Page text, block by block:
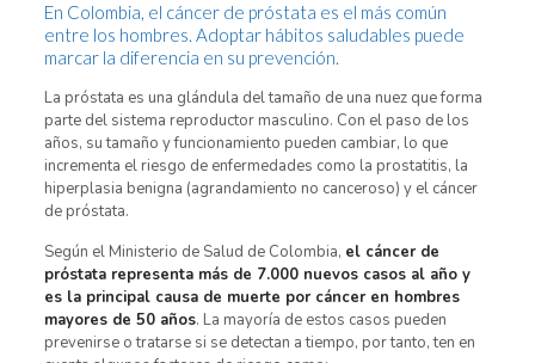
En Colombia, el cáncer de próstata es el más común
entre los hombres. Adoptar hábitos saludables puede
marcar la diferencia en su prevención.
La próstata es una glándula del tamaño de una nuez que forma
parte del sistema reproductor masculino. Con el paso de los
años, su tamaño y funcionamiento pueden cambiar, lo que
incrementa el riesgo de enfermedades como la prostatitis, la
hiperplasia benigna (agrandamiento no canceroso) y el cáncer
de próstata.
Según el Ministerio de Salud de Colombia, el cáncer de
próstata representa más de 7.000 nuevos casos al año y
es la principal causa de muerte por cáncer en hombres
mayores de 50 años. La mayoría de estos casos pueden
prevenirse o tratarse si se detectan a tiempo, por tanto, ten en